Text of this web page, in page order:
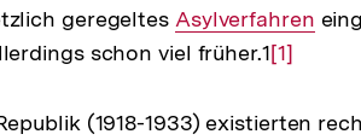
geregeltes Interner
Link:
Asylverfahren
schon viel früher.1Zur
der
[1]
(1918-1933) existierten